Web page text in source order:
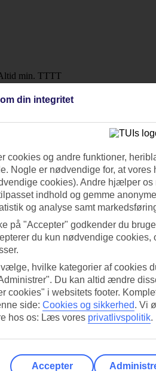
min. TTTT
kaffe og friskpresset juice.
din integritet
cookies og andre funktioner,
Nogle er nødvendige for, at
cookies). Andre hjælper
indhold og gemme
og analyse samt
på "Accepter" godkender du
du kun nødvendige cookies,
hvilke kategorier af cookies
Du kan altid ændre
cookies" i websitets footer.
side: Cookies og sikkerhed. Vi
hos os: Læs vores privatlivspolitik.
Accepter